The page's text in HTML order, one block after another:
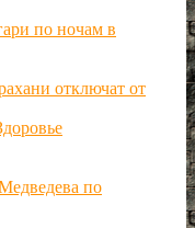
по ночам в
отключат от
по